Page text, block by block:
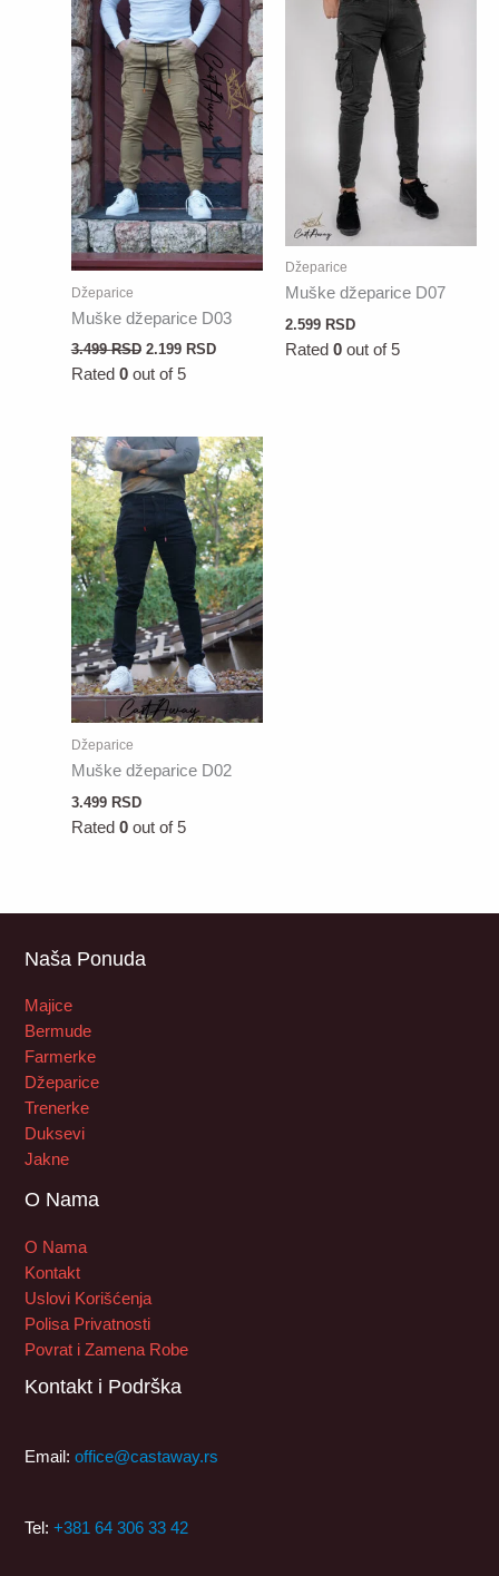
Džeparice
Muške džeparice D03
3.499RSD 2.199 RSD
Rated 0out of 5
Džeparice
Muške džeparice D07
2.599 RSD
Rated 0out of 5
Džeparice
Muške džeparice D02
3.499 RSD
Rated 0out of 5
Naša Ponuda
Majice
Bermude
Farmerke
Džeparice
Trenerke
Duksevi
Jakne
O Nama
O Nama
Kontakt
Uslovi Korišćenja
Polisa Privatnosti
Povrat i Zamena Robe
Kontakt i Podrška
Email:office@castaway.rs
Tel:+381 64 306 33 42